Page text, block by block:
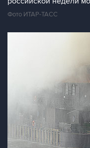
Фото ИТАР-ТАСС